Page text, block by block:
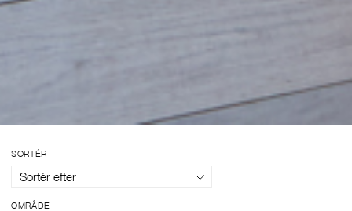
SORTÉR
Sortér efter
OMRÅDE